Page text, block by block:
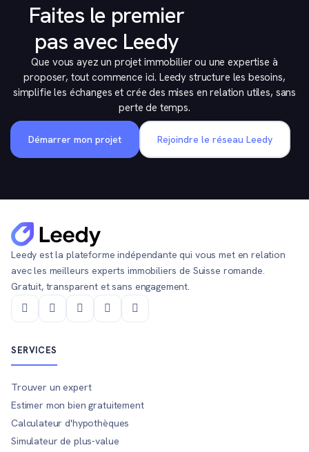
Faites le premier
pas avec Leedy
Que vous ayez un projet immobilier ou une expertise à
proposer, tout commence ici. Leedy structure les besoins,
simplifie les échanges et crée des mises en relation utiles, sans
perte de temps.
Démarrer mon projet Rejoindre le réseau Leedy
Leedy est la plateforme indépendante qui vous met en relation
avec les meilleurs experts immobiliers de Suisse romande.
Gratuit, transparent et sans engagement.
SERVICES
Trouver un expert
Estimer mon bien gratuitement
Calculateur d'hypothèques
Simulateur de plus-value